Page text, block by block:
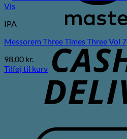
Vis
IPA
Messorem Three Times Three Vol 7
98,00 kr.
Tilføj til kurv